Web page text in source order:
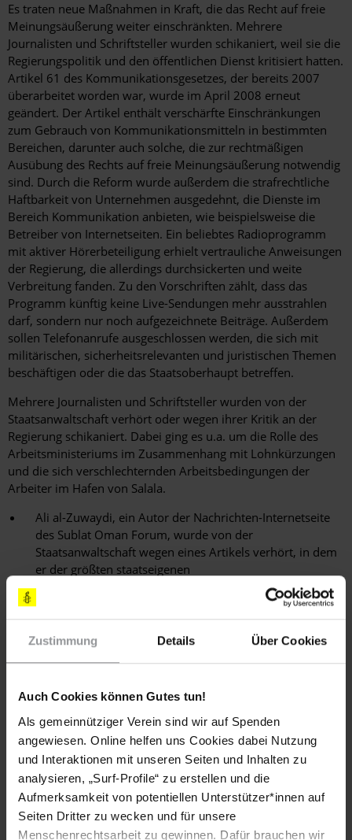
Zustimmung Details Über Cookies
Auch Cookies können Gutes tun!
Als gemeinnütziger Verein sind wir auf Spenden
angewiesen. Online helfen uns Cookies dabei Nutzung
und Interaktionen mit unseren Seiten und Inhalten zu
analysieren, „Surf-Profile“ zu erstellen und die
Aufmerksamkeit von potentiellen Unterstützer*innen auf
Seiten Dritter zu wecken und für unsere
Menschenrechtsarbeit zu gewinnen. Dafür brauchen wir
Es traten neue Maßnahmen in Kraft, die das Recht auf freie
Meinungsäußerung weiter einschränkten. Mehrere
Journalisten und Schriftsteller wurden schikaniert, weil sie die
Regierungspolitik und den öffentlichen Dienst kritisiert hatten.
Artikel 61 des Kommunikationsgesetzes, der bereits 2007
überarbeitet worden war, wurde im April 2008 erneut
geändert. Der Artikel enthält verschärfte Einschränkungen
zum Gebrauch von Kommunikationsmitteln in bestimmten
Bereichen, darunter auch solche, die zur rechtmäßigen
Ausübung des Rechts auf freie Meinungsäußerung notwendig
sind. Durch die Reform wurde außerdem die strafrechtliche
Haftbarkeit von Unternehmen ausgedehnt, die Dienste im
Bereich Kommunikation anbieten, wie beispielsweise die
Betreiber von Internetseiten. Ein beliebtes Radioprogramm
mit aktiver Hörerbeteiligung erhielt vertrauliche Anweisungen
der Regierung, die allerdings durchsickerten und weite
Verbreitung fanden. Zu den Vorschriften zählt, dass das
Programm künftig keine Live-Sendungen mehr ausstrahlen
darf, sondern nur noch aufgezeichnete Beiträge. Außerdem
sollen Telefonanrufe ausgeschlossen werden, die sich mit
militärischen, sicherheitsrelevanten und juristischen Themen
beschäftigen oder die das Staatsoberhaupt betreffen.
Mehrere Journalisten und Schriftsteller wurden von der
Staatsanwaltschaft verhört oder wegen ihrer Kritik an der
Regierung schikaniert. Dabei ging es u.a. um die Rolle des
Arbeitsministeriums im Zusammenhang mit Lohnkürzungen
und die sich verschlechternden Arbeitsbedingungen der
Arbeiter im Hafen von Salala.
Ali al-Zuwaydi, ein Autor der Nachrichten-Internetseite
des Sublat Oman Forum, wurde von der
Staatsanwaltschaft wegen eines Artikels verhört, in dem
er der größten staatseigenen
Telekommunikationsgesellschaft Misswirtschaft in Bezug
auf Verwaltung und Finanzen vorgeworfen hatte. Er
wurde nach dem Verhör wieder freigelassen.
Frauenrechte
Frauen waren nach wie vor in Gesetz und Praxis
Diskriminierungen ausgesetzt. Dies betraf vor allem das
Personenstandsrecht, das Erwerbsleben sowie ihre
Unterordnung unter einen männlichen Vormund. Im
November 2008 kündigte die Regierung an, das Gesetz zum
Erwerb von regierungseigenem Bauland zu ändern und
Frauen diesbezüglich die gleichen Rechte wie Männern